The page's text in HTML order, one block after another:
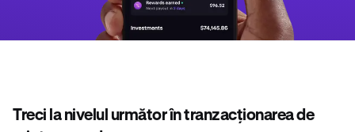
Treci la nivelul următor în tranzacționarea de